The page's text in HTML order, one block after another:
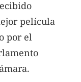
película
por el